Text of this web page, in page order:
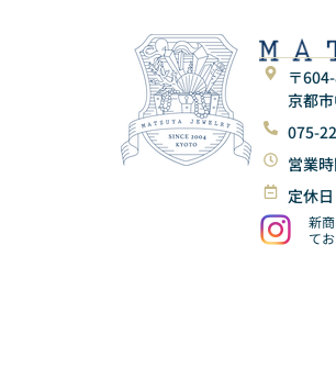
〒
京都
075-
営業
定休
新
てお